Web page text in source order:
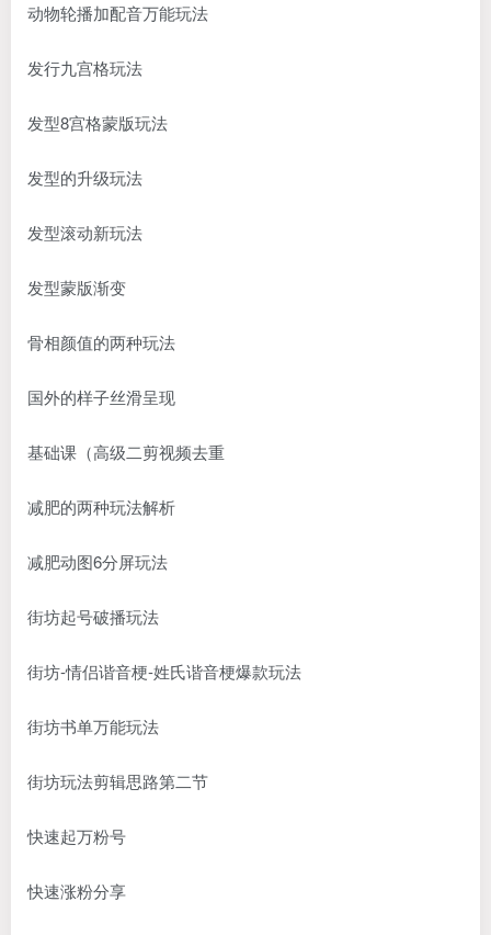
动物轮播加配音万能玩法
发行九宫格玩法
发型8宫格蒙版玩法
发型的升级玩法
发型滚动新玩法
发型蒙版渐变
骨相颜值的两种玩法
国外的样子丝滑呈现
基础课（高级二剪视频去重
减肥的两种玩法解析
减肥动图6分屏玩法
街坊起号破播玩法
街坊-情侣谐音梗-姓氏谐音梗爆款玩法
街坊书单万能玩法
街坊玩法剪辑思路第二节
快速起万粉号
快速涨粉分享